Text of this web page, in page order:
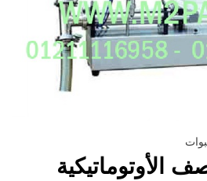
الأوتوماتيكية